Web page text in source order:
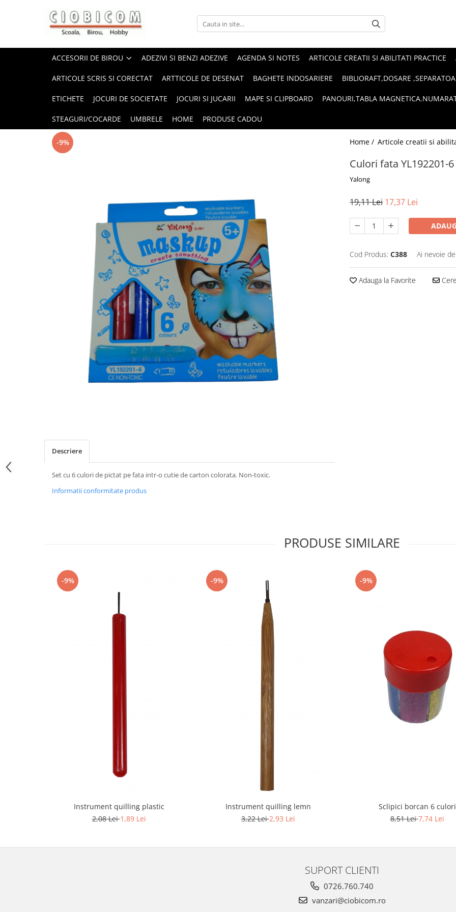
Accesorii de birou
Suporti birou
Articole din hartie
Role casa marcat si fax
ACCESORII DE BIROU ADEZIVI SI BENZI ADEZIVE AGENDA SI NOTES ARTICOLE CREATII SI ABILITATI PRACTICE
ARTICOLE SCRIS SI CORECTAT ARTTICOLE DE DESENAT BAGHETE INDOSARIERE BIBLIORAFT,DOSARE
ETICHETE JOCURI DE SOCIETATE JOCURI SI JUCARII MAPE SI CLIPBOARD PANOURI,TABLA
STEAGURI/COCARDE UMBRELE HOME PRODUSE CADOU
Home / Articole creatii si
Culori fata YL192201-6
Yalong
-9%
19,11 Lei 17,37 Lei
Cod Produs: C388 Ai nevoie
Adauga la Favorite
Descriere
Set cu 6 culori de pictat pe fata intr-o cutie de carton colorata. Non-toxic.
Informatii conformitate produs
PRODUSE SIMILARE
-9%
Instrument quilling plastic
2,08 Lei1,89 Lei
-9%
Instrument quilling lemn
3,22 Lei2,93 Lei
-9%
Sclipici borcan 6 culori
8,51 Lei7,74 Lei
SUPORT CLIENTI
0726.760.740
vanzari@ciobicom.ro